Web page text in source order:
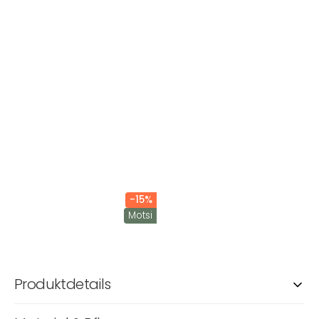
-15%
Motsi
Produktdetails